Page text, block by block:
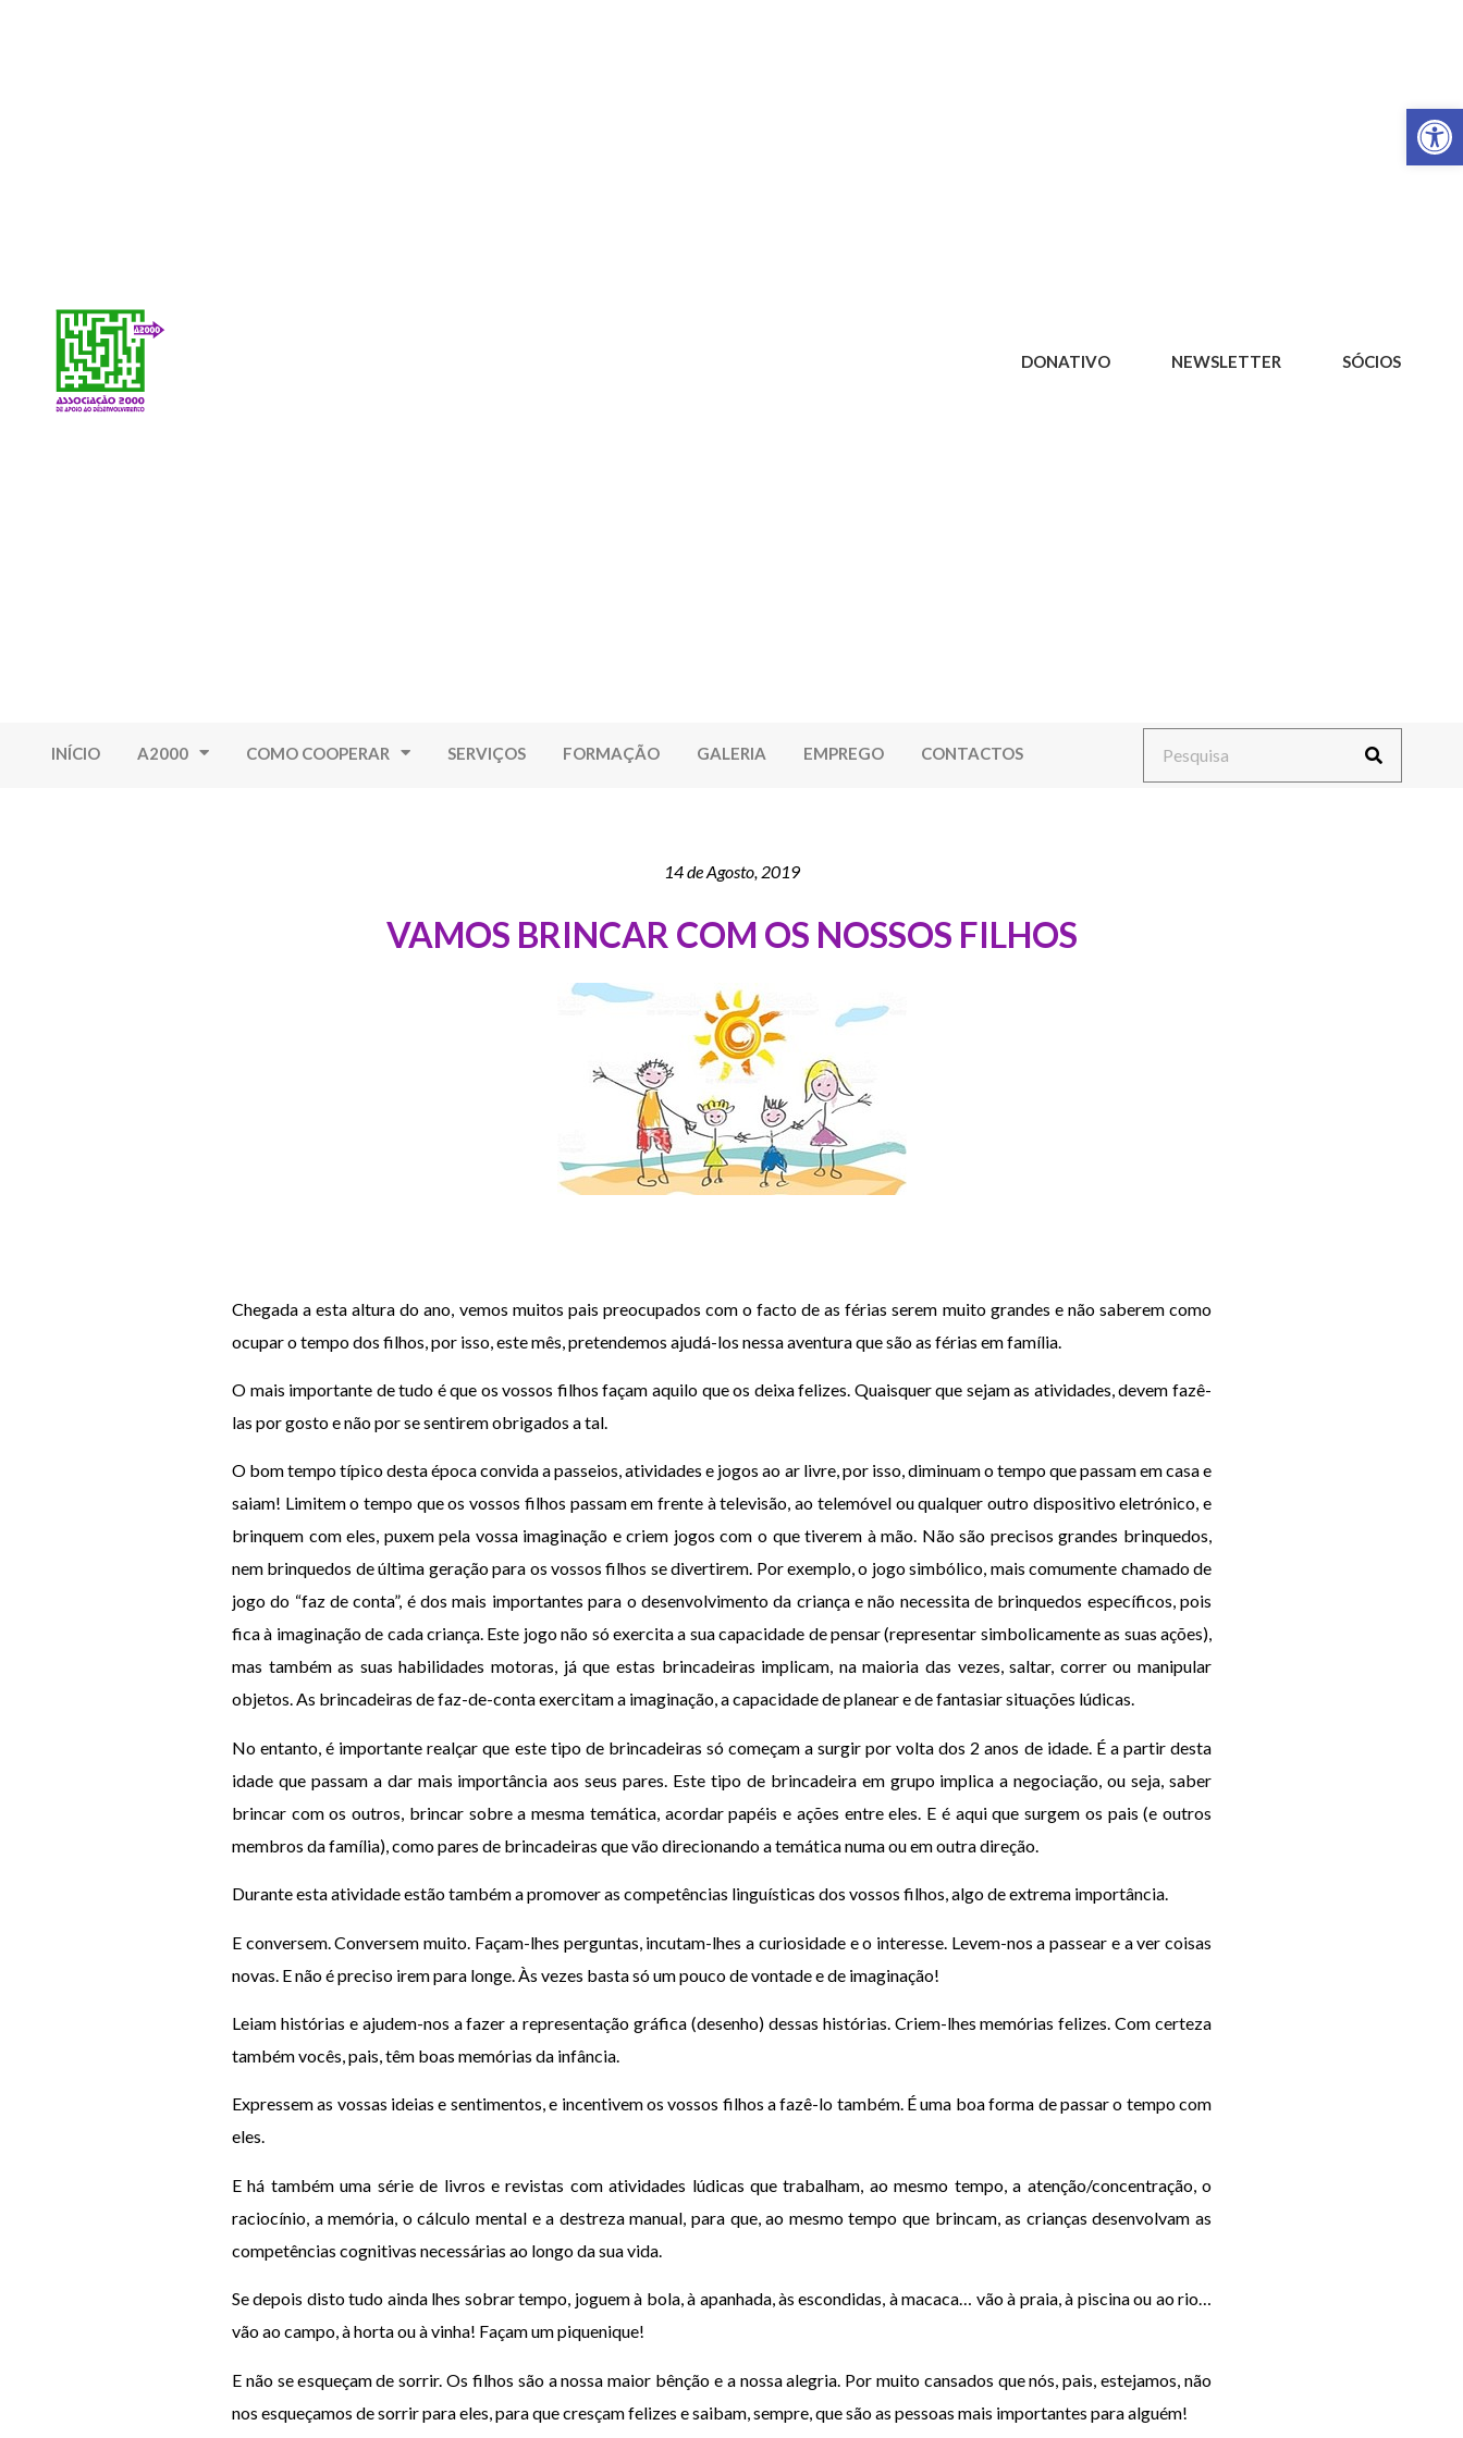
DONATIVO NEWSLETTER SÓCIOS
INÍCIO A2000 COMO COOPERAR SERVIÇOS FORMAÇÃO GALERIA EMPREGO CONTACTOS
14 de Agosto, 2019
VAMOS BRINCAR COM OS NOSSOS FILHOS
Chegada a esta altura do ano, vemos muitos pais preocupados com o facto de as férias serem muito grandes e não saberem como
ocupar o tempo dos filhos, por isso, este mês, pretendemos ajudá-los nessa aventura que são as férias em família.
O mais importante de tudo é que os vossos filhos façam aquilo que os deixa felizes. Quaisquer que sejam as atividades, devem fazê-
las por gosto e não por se sentirem obrigados a tal.
O bom tempo típico desta época convida a passeios, atividades e jogos ao ar livre, por isso, diminuam o tempo que passam em casa e
saiam! Limitem o tempo que os vossos filhos passam em frente à televisão, ao telemóvel ou qualquer outro dispositivo eletrónico, e
brinquem com eles, puxem pela vossa imaginação e criem jogos com o que tiverem à mão. Não são precisos grandes brinquedos,
nem brinquedos de última geração para os vossos filhos se divertirem. Por exemplo, o jogo simbólico, mais comumente chamado de
jogo do “faz de conta”, é dos mais importantes para o desenvolvimento da criança e não necessita de brinquedos específicos, pois
fica à imaginação de cada criança. Este jogo não só exercita a sua capacidade de pensar (representar simbolicamente as suas ações),
mas também as suas habilidades motoras, já que estas brincadeiras implicam, na maioria das vezes, saltar, correr ou manipular
objetos. As brincadeiras de faz-de-conta exercitam a imaginação, a capacidade de planear e de fantasiar situações lúdicas.
No entanto, é importante realçar que este tipo de brincadeiras só começam a surgir por volta dos 2 anos de idade. É a partir desta
idade que passam a dar mais importância aos seus pares. Este tipo de brincadeira em grupo implica a negociação, ou seja, saber
brincar com os outros, brincar sobre a mesma temática, acordar papéis e ações entre eles. E é aqui que surgem os pais (e outros
membros da família), como pares de brincadeiras que vão direcionando a temática numa ou em outra direção.
Durante esta atividade estão também a promover as competências linguísticas dos vossos filhos, algo de extrema importância.
E conversem. Conversem muito. Façam-lhes perguntas, incutam-lhes a curiosidade e o interesse. Levem-nos a passear e a ver coisas
novas. E não é preciso irem para longe. Às vezes basta só um pouco de vontade e de imaginação!
Leiam histórias e ajudem-nos a fazer a representação gráfica (desenho) dessas histórias. Criem-lhes memórias felizes. Com certeza
também vocês, pais, têm boas memórias da infância.
Expressem as vossas ideias e sentimentos, e incentivem os vossos filhos a fazê-lo também. É uma boa forma de passar o tempo com
eles.
E há também uma série de livros e revistas com atividades lúdicas que trabalham, ao mesmo tempo, a atenção/concentração, o
raciocínio, a memória, o cálculo mental e a destreza manual, para que, ao mesmo tempo que brincam, as crianças desenvolvam as
competências cognitivas necessárias ao longo da sua vida.
Se depois disto tudo ainda lhes sobrar tempo, joguem à bola, à apanhada, às escondidas, à macaca… vão à praia, à piscina ou ao rio…
vão ao campo, à horta ou à vinha! Façam um piquenique!
E não se esqueçam de sorrir. Os filhos são a nossa maior bênção e a nossa alegria. Por muito cansados que nós, pais, estejamos, não
nos esqueçamos de sorrir para eles, para que cresçam felizes e saibam, sempre, que são as pessoas mais importantes para alguém!